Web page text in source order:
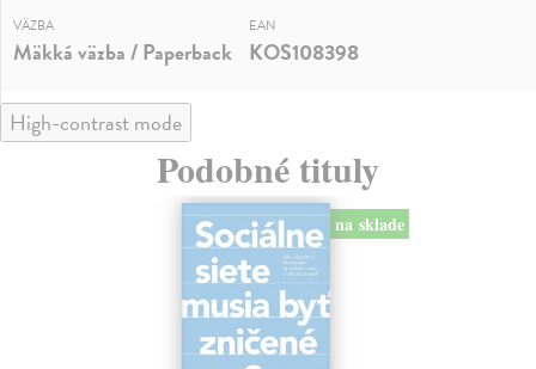
VÄZBA
Mäkká väzba / Paperback
EAN
KOS108398
High-contrast mode
Podobné tituly
na sklade